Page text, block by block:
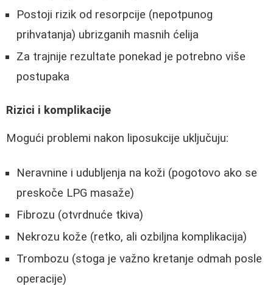
Postoji rizik od resorpcije (nepotpunog
prihvatanja) ubrizganih masnih ćelija
Za trajnije rezultate ponekad je potrebno više
postupaka
Rizici i komplikacije
Mogući problemi nakon liposukcije uključuju:
Neravnine i udubljenja na koži (pogotovo ako se
preskoče LPG masaže)
Fibrozu (otvrdnuće tkiva)
Nekrozu kože (retko, ali ozbiljna komplikacija)
Trombozu (stoga je važno kretanje odmah posle
operacije)